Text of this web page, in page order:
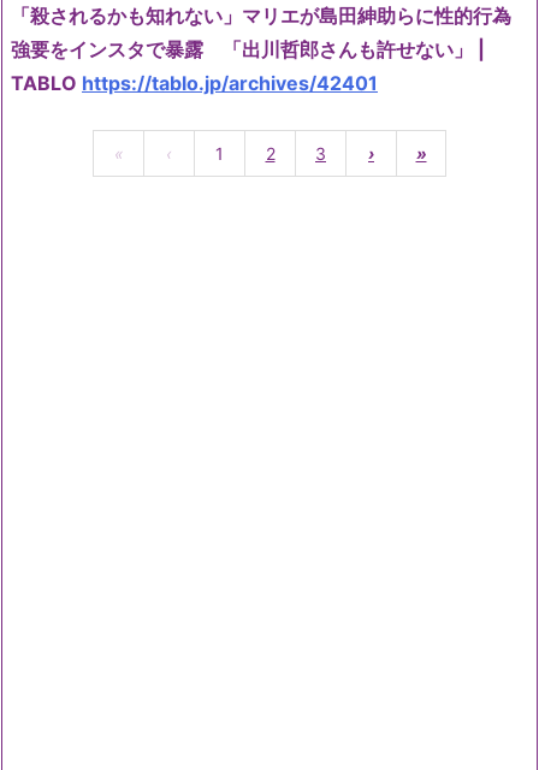
「殺されるかも知れない」マリエが島田紳助らに性的行為
強要をインスタで暴露 「出川哲郎さんも許せない」 |
TABLO https://tablo.jp/archives/42401
« ‹ 1 2 3 › »